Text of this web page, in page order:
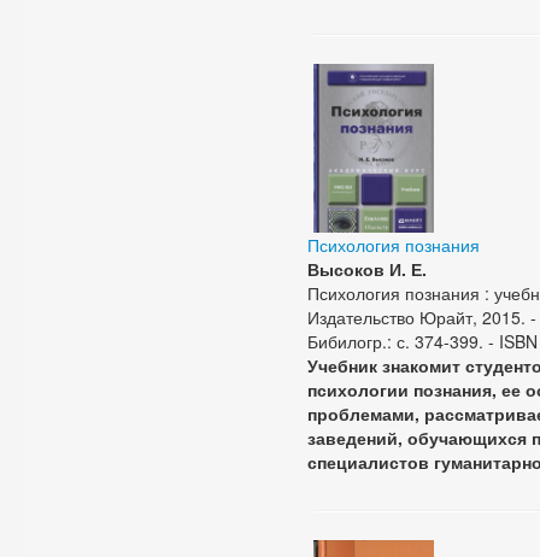
Психология познания
Высоков И. Е.
Психология познания :
Издательство Юрайт, 2015.
Бибилогр.: с. 374-399. -
Учебник знакомит
психологии познания, ее
проблемами,
заведений, обучающихся
специалистов